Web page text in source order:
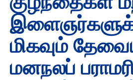
மிகவும்
மனநலப்